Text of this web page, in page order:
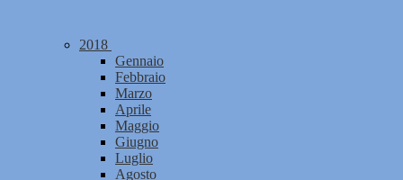
2018
Gennaio
Febbraio
Marzo
Aprile
Maggio
Giugno
Luglio
Agosto